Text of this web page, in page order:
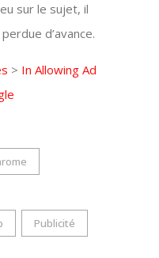
sur le sujet, il
d’avance.
> In Allowing Ad
Publicité